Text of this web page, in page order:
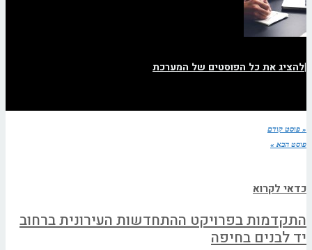
|להציג את כל הפוסטים של המערכת
« פוסט קודם
פוסט הבא »
כדאי לקרוא
התקדמות בפרויקט ההתחדשות העירונית ברחוב
יד לבנים בחיפה